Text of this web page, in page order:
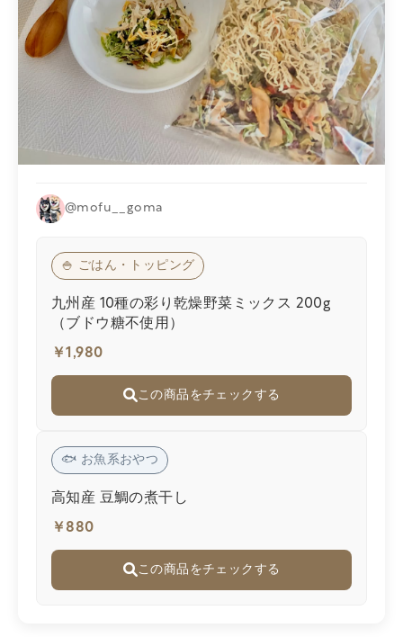
@mofu__goma
🍚 ごはん・トッピング
九州産 10種の彩り乾燥野菜ミックス 200g
（ブドウ糖不使用）
￥1,980
この商品をチェックする
🐟 お魚系おやつ
高知産 豆鯛の煮干し
￥880
この商品をチェックする